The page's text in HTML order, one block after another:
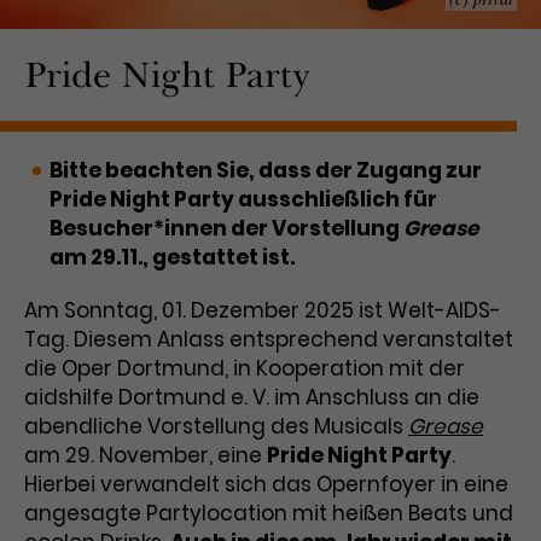
Zweck
Dieses Cookie wird von Google
Analytics installiert. Das Cookie
darüber zu speichern, wie
Besucher*innen eine Website
nutzen, und hilft bei der Erstellung
eines Analyseberichts über die
erhobenen Daten umfassen in
anonymisierter Form die Anzahl
der Besuche, die Quelle, aus der sie
stammen, und die besuchten
Seiten.
Name _gat_UA-63561367-1
Name _gcl_aw
Laufzeit 3 Monate
Zweck
Dieses Cookie speichert
dient der Zuordnung von
Conversions zu Google Ads-
Kampagnen.
Name _gcl_dc
Anbieter Google / DoubleClick
Pride Night Party
Bitte beachten Sie, dass der Zugang zur
Pride Night Party ausschließlich für
Besucher*innen der Vorstellung Grease
am 29.11., gestattet ist.
Am Sonntag, 01. Dezember 2025 ist Welt-AIDS-
Tag. Diesem Anlass entsprechend veranstaltet
die Oper Dortmund, in Kooperation mit der
aidshilfe Dortmund e. V. im Anschluss an die
abendliche Vorstellung des Musicals Grease
am 29. November, eine Pride Night Party.
Hierbei verwandelt sich das Opernfoyer in eine
angesagte Partylocation mit heißen Beats und